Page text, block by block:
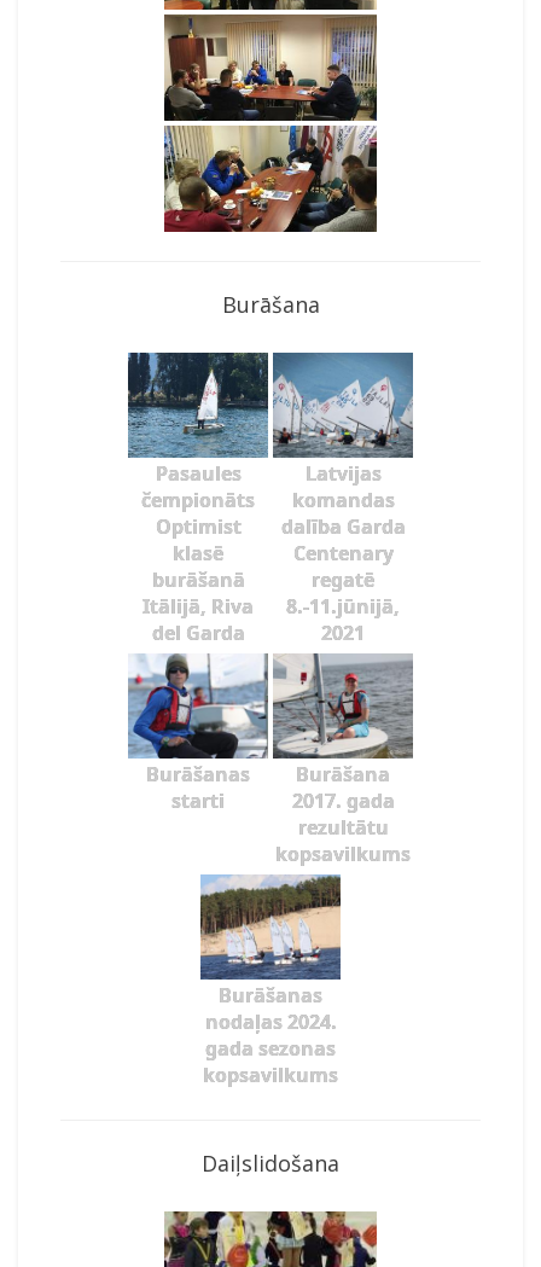
Burāšana
Pasaules
čempionāts
Optimist
klasē
burāšanā
Itālijā, Riva
del Garda
Latvijas
komandas
dalība Garda
Centenary
regatē
8.-11.jūnijā,
2021
Burāšanas
starti
Burāšana
2017. gada
rezultātu
kopsavilkums
Burāšanas
nodaļas 2024.
gada sezonas
kopsavilkums
Daiļslidošana